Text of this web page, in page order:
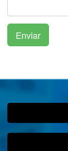
Enviar